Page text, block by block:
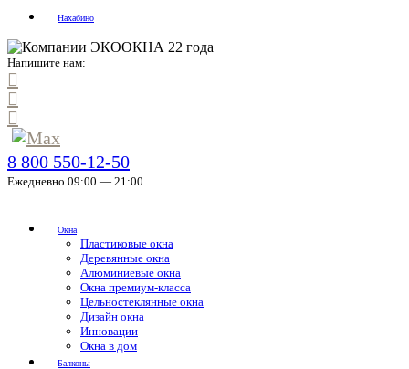
Нахабино
Напишите нам:
8 800 550-12-50
Ежедневно 09:00 — 21:00
Окна
Пластиковые окна
Деревянные окна
Алюминиевые окна
Окна премиум-класса
Цельностеклянные окна
Дизайн окна
Инновации
Окна в дом
Балконы